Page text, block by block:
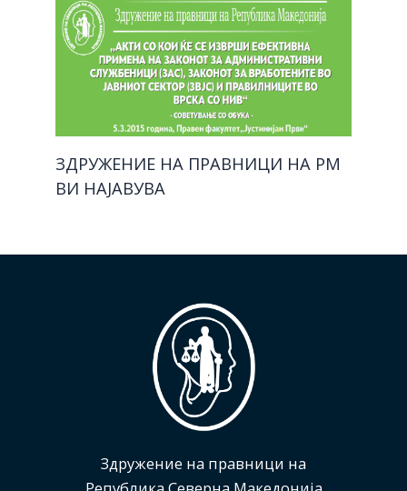
ЗДРУЖЕНИЕ НА ПРАВНИЦИ НА РМ
ВИ НАЈАВУВА
Здружение на правници на